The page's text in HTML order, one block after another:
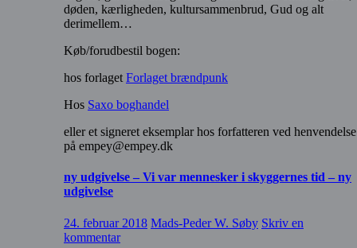
døden, kærligheden, kultursammenbrud, Gud og alt
derimellem…
Køb/forudbestil bogen:
hos forlaget Forlaget brændpunk
Hos Saxo boghandel
eller et signeret eksemplar hos forfatteren ved henvendelse
på empey@empey.dk
ny udgivelse – Vi var mennesker i skyggernes tid – ny
udgivelse
24. februar 2018 Mads-Peder W. Søby Skriv en
kommentar